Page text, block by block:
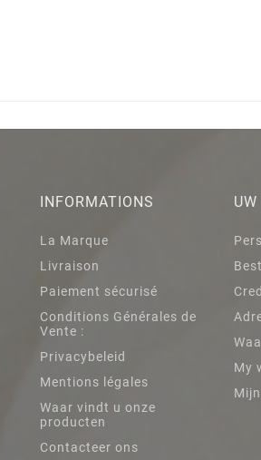
INFORMATIONS
La Marque
Livraison
Paiement sécurisé
Conditions Générales de
Vente :
Privacybeleid
Mentions légales
Waar vindt u onze
producten
Contacteer ons
My